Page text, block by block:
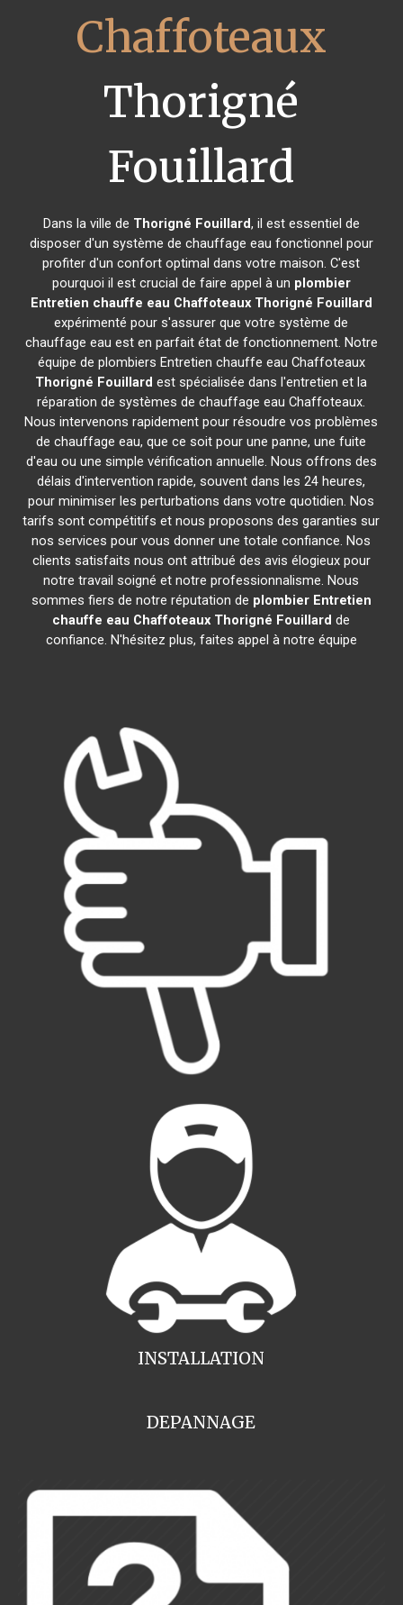
Chaffoteaux
Thorigné
Fouillard
Dans la ville de Thorigné Fouillard, il est essentiel de
disposer d'un système de chauffage eau fonctionnel pour
profiter d'un confort optimal dans votre maison. C'est
pourquoi il est crucial de faire appel à un plombier
Entretien chauffe eau Chaffoteaux Thorigné Fouillard
expérimenté pour s'assurer que votre système de
chauffage eau est en parfait état de fonctionnement. Notre
équipe de plombiers Entretien chauffe eau Chaffoteaux
Thorigné Fouillard est spécialisée dans l'entretien et la
réparation de systèmes de chauffage eau Chaffoteaux.
Nous intervenons rapidement pour résoudre vos problèmes
de chauffage eau, que ce soit pour une panne, une fuite
d'eau ou une simple vérification annuelle. Nous offrons des
délais d'intervention rapide, souvent dans les 24 heures,
pour minimiser les perturbations dans votre quotidien. Nos
tarifs sont compétitifs et nous proposons des garanties sur
nos services pour vous donner une totale confiance. Nos
clients satisfaits nous ont attribué des avis élogieux pour
notre travail soigné et notre professionnalisme. Nous
sommes fiers de notre réputation de plombier Entretien
chauffe eau Chaffoteaux Thorigné Fouillard de
confiance. N'hésitez plus, faites appel à notre équipe
INSTALLATION
DEPANNAGE